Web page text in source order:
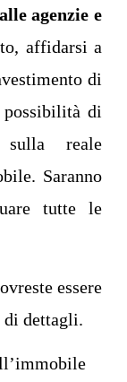
agenzie e
affidarsi a
di
possibilità di
reale
Saranno
tutte le
essere
di dettagli.